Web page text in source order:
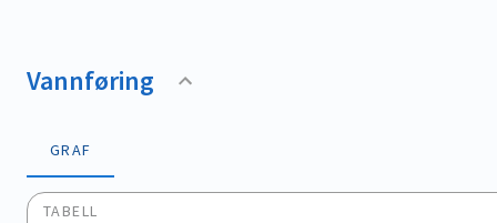
Vannføring
GRAF
TABELL